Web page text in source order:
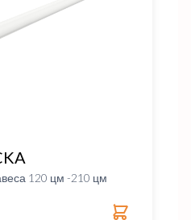
120 цм -210 цм